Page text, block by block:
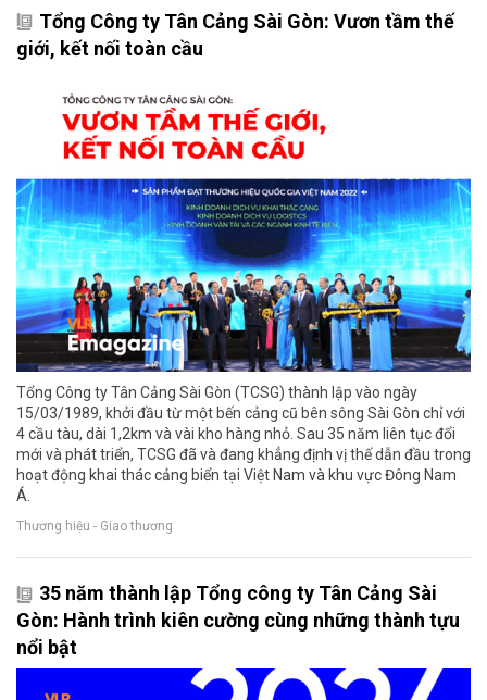
Tổng Công ty Tân Cảng Sài Gòn: Vươn tầm thế
giới, kết nối toàn cầu
Tổng Công ty Tân Cảng Sài Gòn (TCSG) thành lập vào ngày
15/03/1989, khởi đầu từ một bến cảng cũ bên sông Sài Gòn chỉ với
4 cầu tàu, dài 1,2km và vài kho hàng nhỏ. Sau 35 năm liên tục đổi
mới và phát triển, TCSG đã và đang khẳng định vị thế dẫn đầu trong
hoạt động khai thác cảng biển tại Việt Nam và khu vực Đông Nam
Á.
Thương hiệu - Giao thương
35 năm thành lập Tổng công ty Tân Cảng Sài
Gòn: Hành trình kiên cường cùng những thành tựu
nổi bật